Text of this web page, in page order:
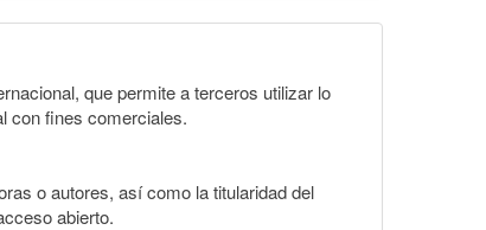
que permite a terceros utilizar lo
con fines comerciales.
o autores, así como la titularidad del
abierto.